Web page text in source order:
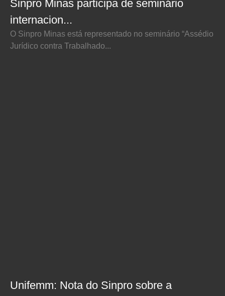
Sinpro Minas participa de seminário
internacion...
O Sinpro Minas está representado no seminário “Assédio
Jurídico contra Trabalhado...
Unifemm: Nota do Sinpro sobre a